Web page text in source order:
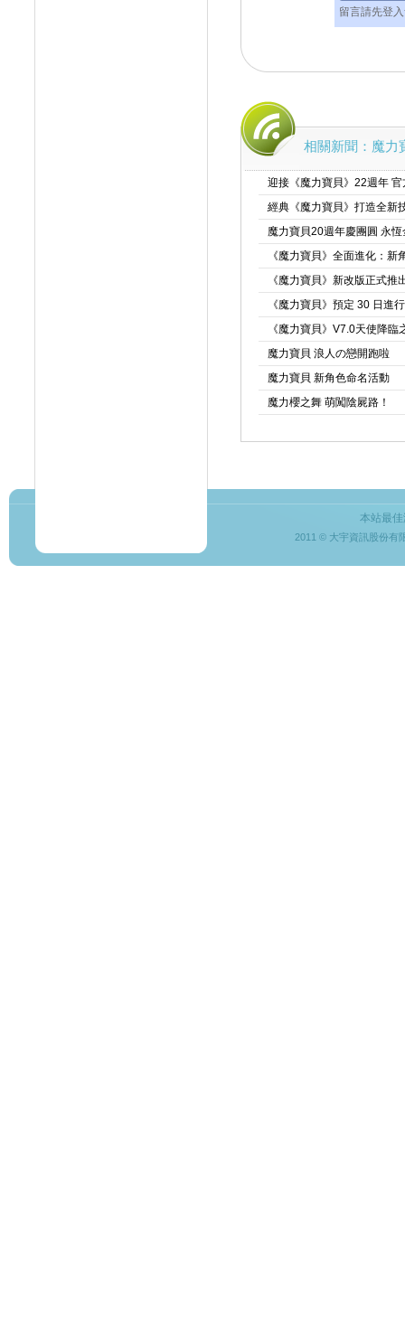
留言請先登
相關新聞：魔力
迎接《魔力寶貝》22週年
經典《魔力寶貝》打造全新
魔力寶貝20週年慶團圓 永
《魔力寶貝》全面進化：
《魔力寶貝》新改版正式
《魔力寶貝》預定 30 日進
《魔力寶貝》V7.0天使降
魔力寶貝 浪人の戀開跑啦
魔力寶貝 新角色命名活動
魔力櫻之舞 萌闖陰屍路！
本站最
2011 © 大宇資訊股份有